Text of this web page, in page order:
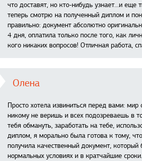
что доставят, но кто-нибудь узнает...и еще
теперь смотрю на полученный диплом и
правильно: документ абсолютно
4 дня, оплатила только после того, как
кого никаких вопросов! Отличная работа,
Олена
Просто хотела извиниться перед вами: мир
никому не веришь и всех подозреваешь в
тебя обмануть, заработать на тебе,
диплом, я морально была готова к тому,
получила качественный документ,
нормальных условиях и в кратчайшие